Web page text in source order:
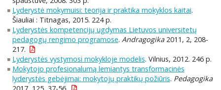
Lyderystė mokymuisi: teorija ir praktika mokyklos kaitai.
Šiauliai : Titnagas, 2015. 224 p.
Lyderystės kompetencijų ugdymas Lietuvos universitetų
pedagogų rengimo programose. Andragogika2011, 2, 208-
217.
Lyderystės vystymosi mokykloje modelis. Vilnius, 2012. 246 p.
Mokytojo profesionalumą lemiantys transformacinės
lyderystės gebėjimai: mokytojų praktikų požiūris. Pedagogika